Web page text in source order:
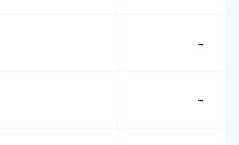
-
-